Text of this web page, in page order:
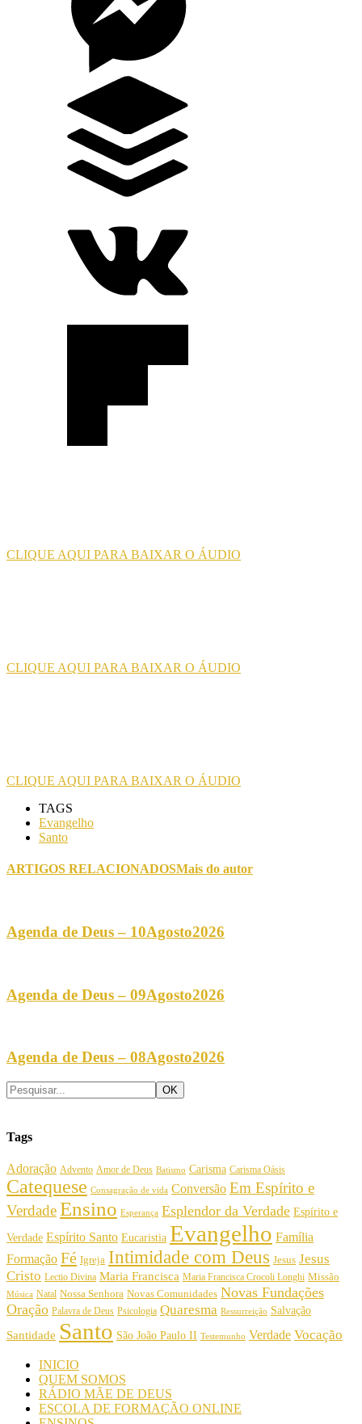
CLIQUE AQUI PARA BAIXAR O ÁUDIO
CLIQUE AQUI PARA BAIXAR O ÁUDIO
CLIQUE AQUI PARA BAIXAR O ÁUDIO
TAGS
Evangelho
Santo
ARTIGOS RELACIONADOSMais do autor
Agenda de Deus – 10Agosto2026
Agenda de Deus – 09Agosto2026
Agenda de Deus – 08Agosto2026
Tags
Adoração Advento Amor de Deus Batismo Carisma Carisma Oásis
Catequese Consagração de vida Conversão Em Espírito e
VerdadeEnsino Esperança Esplendor da Verdade Espírito e
Verdade Espírito Santo Eucaristia Evangelho Família
Formação Fé Igreja Intimidade com Deus Jesus Jesus
Cristo Lectio Divina Maria Francisca Maria Francisca Crocoli Longhi Missão
Música Natal Nossa Senhora Novas Comunidades Novas Fundações
Oração Palavra de Deus Psicologia Quaresma Ressurreição Salvação
Santidade Santo São João Paulo II Testemunho Verdade Vocação
INICIO
QUEM SOMOS
RÁDIO MÃE DE DEUS
ESCOLA DE FORMAÇÃO ONLINE